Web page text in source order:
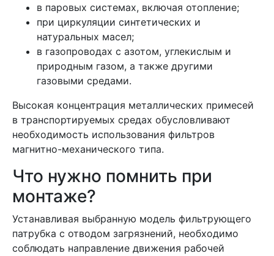
в паровых системах, включая отопление;
при циркуляции синтетических и
натуральных масел;
в газопроводах с азотом, углекислым и
природным газом, а также другими
газовыми средами.
Высокая концентрация металлических примесей
в транспортируемых средах обусловливают
необходимость использования фильтров
магнитно-механического типа.
Что нужно помнить при
монтаже?
Устанавливая выбранную модель фильтрующего
патрубка с отводом загрязнений, необходимо
соблюдать направление движения рабочей